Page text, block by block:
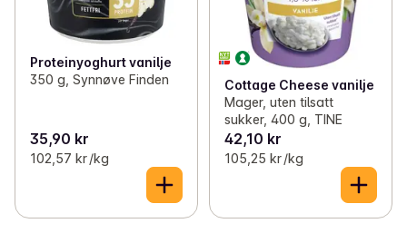
Proteinyoghurt vanilje
350 g, Synnøve Finden
35,90 kr
102,57 kr /kg
Cottage Cheese vanilje
Mager, uten tilsatt
sukker, 400 g, TINE
42,10 kr
105,25 kr /kg